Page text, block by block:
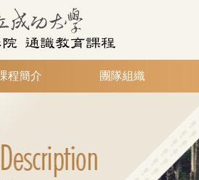
程簡介 團隊組織